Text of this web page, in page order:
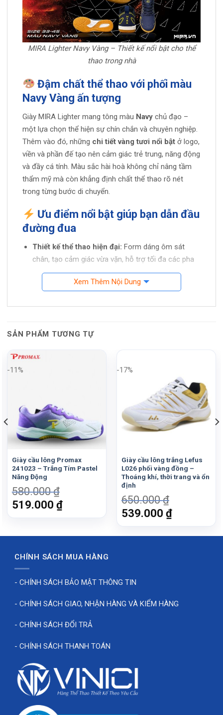
MIRA Lighter Navy Vàng – Thiết kế nổi bật cho thể
thao trong nhà
Đậm chất thể thao với phối màu
Navy Vàng ấn tượng
Giày MIRA Lighter mang tông màu Navy chủ đạo –
một lựa chọn thể hiện sự chín chắn và chuyên nghiệp.
Thêm vào đó, những chi tiết vàng tươi nổi bật ở logo,
viền và phần đế tạo nên cảm giác trẻ trung, năng động
và đầy cá tính. Màu sắc hài hoà không chỉ nâng tầm
thẩm mỹ mà còn khẳng định chất thể thao rõ nét
trong từng bước di chuyển.
Ưu điểm nổi bật giúp bạn dẫn đầu
đường đua
Thiết kế thể thao hiện đại: Form dáng ôm sát
chân, tạo cảm giác vừa vặn, hỗ trợ tối đa các pha
di chuyển nhanh và đổi hướng linh hoạt.
Chất liệu thoáng khí:Bề mặt vải lưới giúp đôi chân
Đế cao su cao cấp:
độ ổn định.
cầu lông, bóng chuyền, thể
dục thể thao trong nhà
. Với tính linh hoạt, nhẹ và
bám sàn tốt, MIRA Lighter Navy Vàng không chỉ phù
hợp cho vận động viên bán chuyên lẫn chuyên nghiệp,
mà còn là sự lựa chọn hoàn hảo cho người mới bắt
đầu luyện tập thể thao hoặc sử dụng đi lại hàng ngày.
Vì sao nên chọn MIRA Lighter
Navy Vàng?
Với sự kết hợp giữa thiết kế hiện đại, màu sắc bắt mắt
và hiệu năng vượt trội, giày MIRA Lighter Navy Vàng là
trên mọi sàn đấu.
phá giới hạn trong từng bước chạy!
Xem Thêm Nội Dung
SẢN PHẨM TƯƠNG TỰ
-11%
Giày cầu lông Promax
241023 – Trắng Tím Pastel
Năng Động
580.000₫
Giá
gốc
519.000 ₫Giá
hiện
519.000 ₫.
-17%
Giày cầu lông trắng Lefus
L026 phối vàng đồng –
Thoáng khí, thời trang và ổn
định
650.000₫
Giá
gốc
là:
539.000 ₫Giá
hiện
tại
CHÍNH SÁCH MUA HÀNG
- CHÍNH SÁCH BẢO MẬT THÔNG TIN
- CHÍNH SÁCH GIAO, NHẬN HÀNG VÀ KIỂM HÀNG
- CHÍNH SÁCH ĐỔI TRẢ
- CHÍNH SÁCH THANH TOÁN